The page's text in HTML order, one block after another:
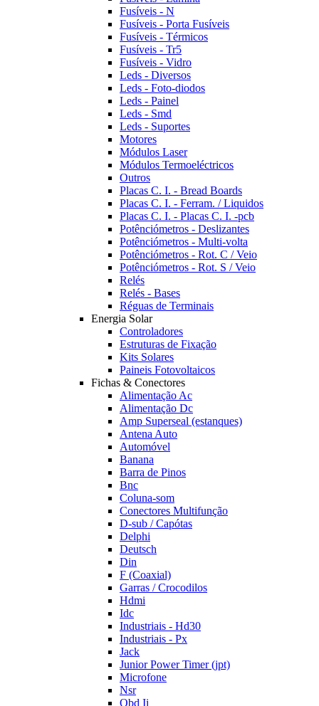
Fusíveis - N
Fusíveis - Porta Fusíveis
Fusíveis - Térmicos
Fusíveis - Tr5
Fusíveis - Vidro
Leds - Diversos
Leds - Foto-diodos
Leds - Painel
Leds - Smd
Leds - Suportes
Motores
Módulos Laser
Módulos Termoeléctricos
Outros
Placas C. I. - Bread Boards
Placas C. I. - Ferram. / Liquidos
Placas C. I. - Placas C. I. -pcb
Potênciómetros - Deslizantes
Potênciómetros - Multi-volta
Potênciómetros - Rot. C / Veio
Potênciómetros - Rot. S / Veio
Relés
Relés - Bases
Réguas de Terminais
Energia Solar
Controladores
Estruturas de Fixação
Kits Solares
Paineis Fotovoltaicos
Fichas & Conectores
Alimentação Ac
Alimentação Dc
Amp Superseal (estanques)
Antena Auto
Automóvel
Banana
Barra de Pinos
Bnc
Coluna-som
Conectores Multifunção
D-sub / Capótas
Delphi
Deutsch
Din
F (Coaxial)
Garras / Crocodilos
Hdmi
Idc
Industriais - Hd30
Industriais - Px
Jack
Junior Power Timer (jpt)
Microfone
Nsr
Obd Ii